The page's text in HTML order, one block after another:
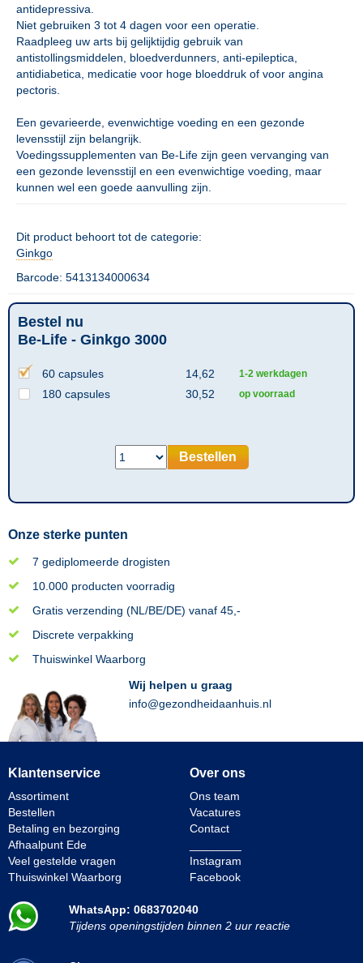
antidepressiva.
Niet gebruiken 3 tot 4 dagen voor een operatie.
Raadpleeg uw arts bij gelijktijdig gebruik van
antistollingsmiddelen, bloedverdunners, anti-epileptica,
antidiabetica, medicatie voor hoge bloeddruk of voor angina
pectoris.
Een gevarieerde, evenwichtige voeding en een gezonde
levensstijl zijn belangrijk.
Voedingssupplementen van Be-Life zijn geen vervanging van
een gezonde levensstijl en een evenwichtige voeding, maar
kunnen wel een goede aanvulling zijn.
Dit product behoort tot de categorie:
Ginkgo
Barcode: 5413134000634
Bestel nu
Be-Life - Ginkgo 3000
60 capsules 14,62 1-2 werkdagen
180 capsules 30,52 op voorraad
Bestellen
Onze sterke punten
7 gediplomeerde drogisten
10.000 producten voorradig
Gratis verzending (NL/BE/DE) vanaf 45,-
Discrete verpakking
Thuiswinkel Waarborg
Wij helpen u graag
info@gezondheidaanhuis.nl
Klantenservice
Assortiment
Bestellen
Betaling en bezorging
Afhaalpunt Ede
Veel gestelde vragen
Thuiswinkel Waarborg
Over ons
Ons team
Vacatures
Contact
Instagram
Facebook
WhatsApp: 0683702040
Tijdens openingstijden binnen 2 uur reactie